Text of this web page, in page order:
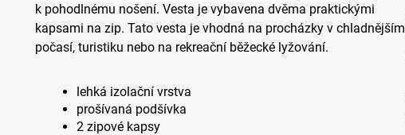
k pohodlnému nošení. Vesta je vybavena dvěma praktickými
kapsami na zip. Tato vesta je vhodná na procházky v chladnějším
počasí, turistiku nebo na rekreační běžecké lyžování.
lehká izolační vrstva
prošívaná podšívka
2 zipové kapsy